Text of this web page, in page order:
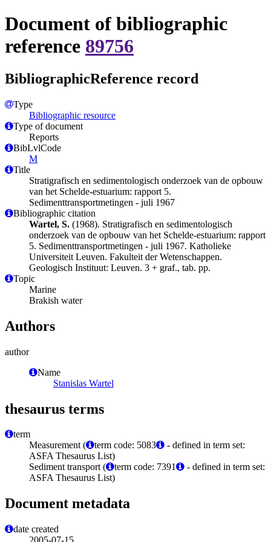
Document of bibliographic
reference 89756
BibliographicReference record
Type
Bibliographic resource
Type of document
Reports
BibLvlCode
M
Title
Stratigrafisch en sedimentologisch onderzoek van de opbouw
van het Schelde-estuarium: rapport 5.
Sedimenttransportmetingen - juli 1967
Bibliographic citation
Wartel, S. (1968). Stratigrafisch en sedimentologisch
onderzoek van de opbouw van het Schelde-estuarium: rapport
5. Sedimenttransportmetingen - juli 1967. Katholieke
Universiteit Leuven. Fakulteit der Wetenschappen.
Geologisch Instituut: Leuven. 3 + graf., tab. pp.
Topic
Marine
Brakish water
Authors
author
Name
Stanislas Wartel
thesaurus terms
term
Measurement (
term code: 5083
- defined in term set:
ASFA Thesaurus List)
Sediment transport (
term code: 7391
- defined in term set:
ASFA Thesaurus List)
Document metadata
date created